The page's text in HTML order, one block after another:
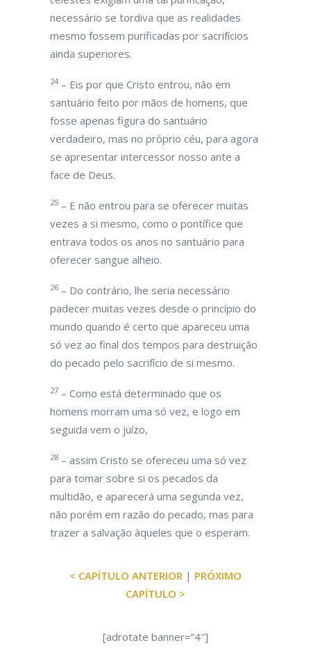
necessário se tordiva que as realidades
mesmo fossem purificadas por sacrifícios
ainda superiores.
24 – Eis por que Cristo entrou, não em
santuário feito por mãos de homens, que
fosse apenas figura do santuário
verdadeiro, mas no próprio céu, para agora
se apresentar intercessor nosso ante a
face de Deus.
25 – E não entrou para se oferecer muitas
vezes a si mesmo, como o pontífice que
entrava todos os anos no santuário para
oferecer sangue alheio.
26 – Do contrário, lhe seria necessário
padecer muitas vezes desde o princípio do
mundo quando é certo que apareceu uma
só vez ao final dos tempos para destruição
do pecado pelo sacrifício de si mesmo.
27 – Como está determinado que os
homens morram uma só vez, e logo em
seguida vem o juízo,
28 – assim Cristo se ofereceu uma só vez
para tomar sobre si os pecados da
multidão, e aparecerá uma segunda vez,
não porém em razão do pecado, mas para
trazer a salvação àqueles que o esperam.
< CAPÍTULO ANTERIOR | PRÓXIMO
CAPÍTULO >
[adrotate banner=”4″]